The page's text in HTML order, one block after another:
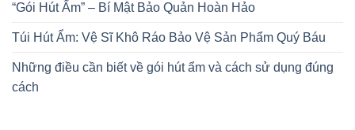
“Gói Hút Ẩm” – Bí Mật Bảo Quản Hoàn Hảo
Túi Hút Ẩm: Vệ Sĩ Khô Ráo Bảo Vệ Sản Phẩm Quý Báu
Những điều cần biết về gói hút ẩm và cách sử dụng đúng
cách